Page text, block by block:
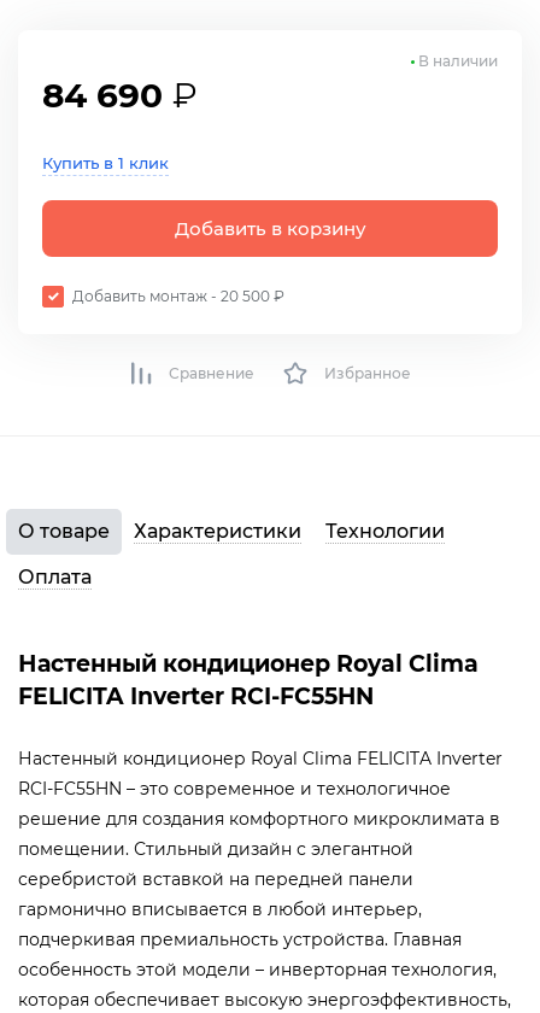
84 690 ₽
Купить в 1 клик
Добавить в корзину
Добавить монтаж - 20 500 ₽
В наличии
Сравнение Избранное
О товаре Характеристики
Технологии
Оплата
Настенный кондиционер Royal Clima
FELICITA Inverter RCI-FC55HN
Настенный кондиционер Royal Clima FELICITA Inverter
RCI-FC55HN – это современное и технологичное
решение для создания комфортного микроклимата в
помещении. Стильный дизайн с элегантной
серебристой вставкой на передней панели
гармонично вписывается в любой интерьер,
подчеркивая премиальность устройства. Главная
особенность этой модели – инверторная технология,
которая обеспечивает высокую энергоэффективность,